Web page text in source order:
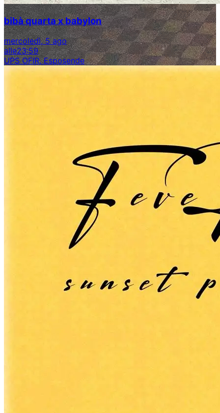
bibà quarta x babylon
mercoledì, 5 ago
alle23:59
UPS OFIR, Esposende